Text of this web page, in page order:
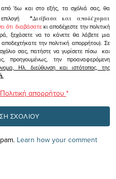
από 'δω και στο εξής, τα σχόλιά σας, θα
"Διάβασα και αποδέχομαι
ότι διαβάσατεκι αποδέχεστε την πολιτική
ξεχάσετε να το κάνετε θα λάβετε μια
την πολιτική απορρήτου). Σε
σας, πατήστε να γυρίσετε πίσω και
προηγουμένως, την προαναφερόμενη
Ηλ. διεύθυνση και ιστότοπος, της
Πολιτική απορρήτου *
Learn how your comment